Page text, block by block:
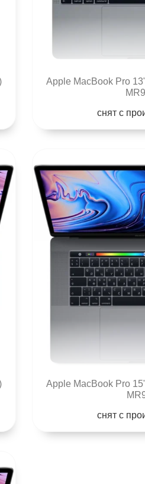
Apple MacBook Pro
снят с
Apple MacBook Pro
снят с